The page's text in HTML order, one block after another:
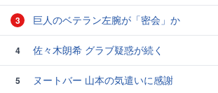
3 巨人のベテラン左腕が「密会」か
4 佐々木朗希 グラブ疑惑が続く
5
ヌートバー 山本の気遣いに感謝